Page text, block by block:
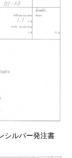
シルバー発注書